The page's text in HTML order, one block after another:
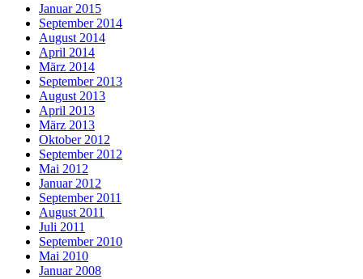
Januar 2015
September 2014
August 2014
April 2014
März 2014
September 2013
August 2013
April 2013
März 2013
Oktober 2012
September 2012
Mai 2012
Januar 2012
September 2011
August 2011
Juli 2011
September 2010
Mai 2010
Januar 2008